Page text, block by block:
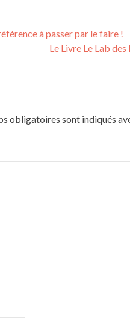
à passer par le faire !
Le Livre Le Lab
obligatoires sont indiqués